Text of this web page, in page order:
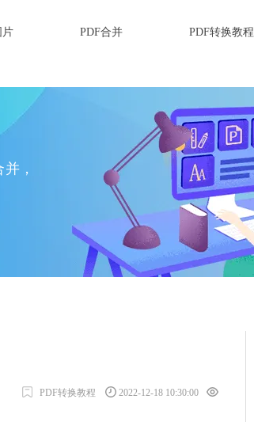
片 PDF合并 PDF转换教程
，
PDF转换教程 2022-12-18 10:30:00